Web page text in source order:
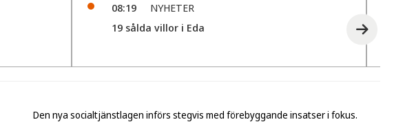
08:19
NYHETER
19 sålda villor i Eda
Den nya socialtjänstlagen införs stegvis med förebyggande insatser i fokus.